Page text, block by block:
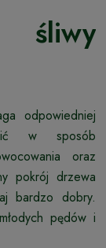
odpowiedniej
w sposób
oraz
pokrój drzewa
bardzo dobry.
pędów i